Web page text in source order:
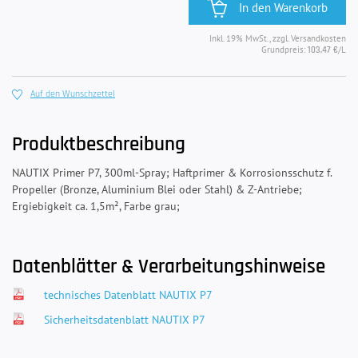
In den Warenkorb
Inkl. 19% MwSt., zzgl. Versandkosten
Grundpreis: 103,47 €/L
Auf den Wunschzettel
Produktbeschreibung
NAUTIX Primer P7, 300ml-Spray; Haftprimer & Korrosionsschutz f.
Propeller (Bronze, Aluminium Blei oder Stahl) & Z-Antriebe;
Ergiebigkeit ca. 1,5m², Farbe grau;
Datenblätter & Verarbeitungshinweise
technisches Datenblatt NAUTIX P7
Sicherheitsdatenblatt NAUTIX P7